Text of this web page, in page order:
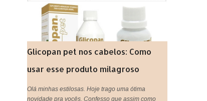
Glicopan pet nos cabelos: Como
usar esse produto milagroso
Olá minhas estilosas. Hoje trago uma ótima
novidade pra vocês. Confesso que assim como